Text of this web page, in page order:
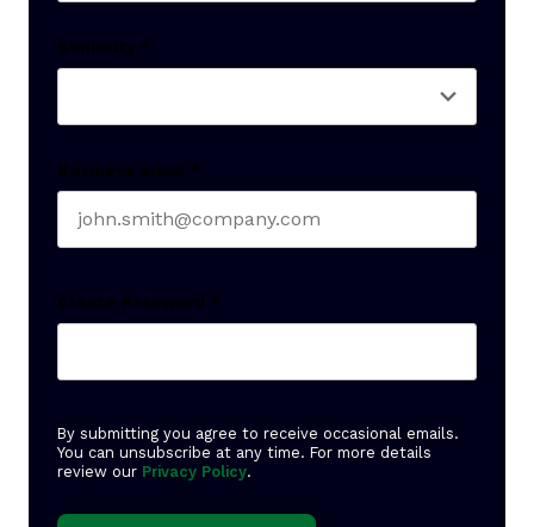
Seniority *
Business email *
Create Password *
By submitting you agree to receive occasional emails.
You can unsubscribe at any time. For more details
review our Privacy Policy.